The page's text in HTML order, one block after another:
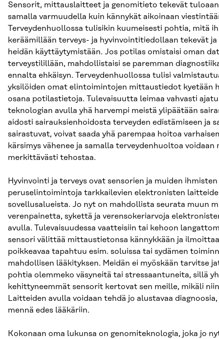
Sensorit, mittauslaitteet ja genomitieto tekevät
samalla varmuudella kuin kännykät aikoinaan
Terveydenhuollossa tulisikin kuumeisesti pohtia, mitä
keräämillään terveys- ja hyvinvointitiedollaan tekevät ja
heidän käyttäytymistään. Jos potilas omistaisi oman
terveystilillään, mahdollistaisi se paremman
ennalta ehkäisyn. Terveydenhuollossa tulisi
yksilöiden omat elintoimintojen mittaustiedot kyetään
osana potilastietoja. Tulevaisuutta leimaa vahvasti
teknologian avulla yhä harvempi meistä ylipäätään
aidosti sairauksienhoidosta terveyden edistämiseen ja
sairastuvat, voivat saada yhä parempaa hoitoa
kärsimys vähenee ja samalla terveydenhuoltoa voidaan
merkittävästi tehostaa.
Hyvinvointi ja terveys ovat sensorien ja muiden ihmisten
peruselintoimintoja tarkkailevien elektronisten
sovellusalueista. Jo nyt on mahdollista seurata muun
verenpainetta, sykettä ja verensokeriarvoja
avulla. Tulevaisuudessa vaatteisiin tai kehoon
sensori välittää mittaustietonsa kännykkään ja
poikkeavaa tapahtuu esim. soluissa tai sydämen
mahdollisen lääkityksen. Meidän ei myöskään tarvitse
pohtia olemmeko väsyneitä tai stressaantuneita, sillä
kehittyneemmät sensorit kertovat sen meille, mikäli
Laitteiden avulla voidaan tehdä jo alustavaa
mennä edes lääkäriin.
Kokonaan oma lukunsa on genomiteknologia, joka jo